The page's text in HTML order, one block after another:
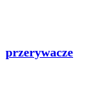
przerywacze